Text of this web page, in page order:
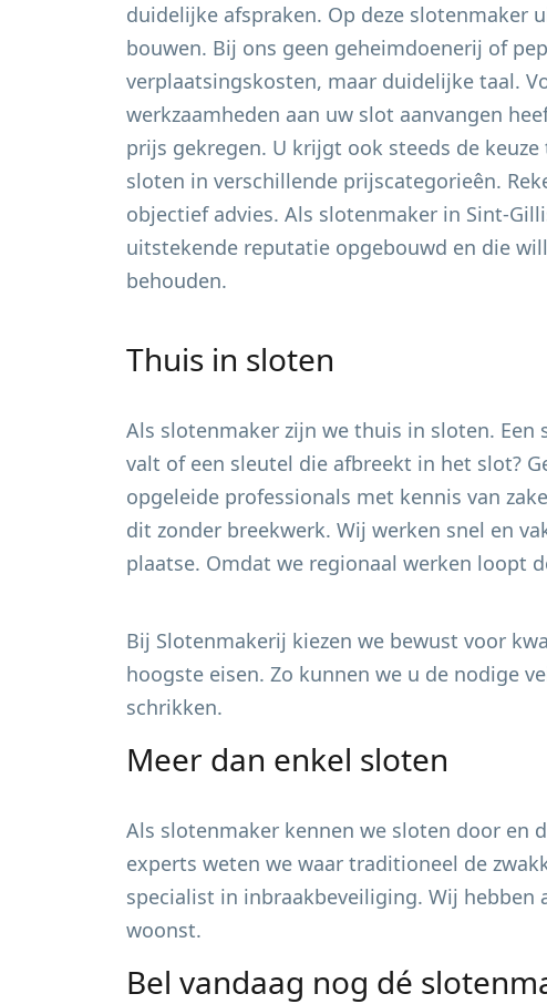
duidelijke afspraken. Op deze slotenmaker
bouwen. Bij ons geen geheimdoenerij of
verplaatsingskosten, maar duidelijke taal.
werkzaamheden aan uw slot aanvangen
prijs gekregen. U krijgt ook steeds de
sloten in verschillende prijscategorieên.
objectief advies. Als slotenmaker in Sint-
uitstekende reputatie opgebouwd en die
behouden.
Thuis in sloten
Als slotenmaker zijn we thuis in sloten.
valt of een sleutel die afbreekt in het slot?
opgeleide professionals met kennis van
dit zonder breekwerk. Wij werken snel en
plaatse. Omdat we regionaal werken loopt
Bij Slotenmakerij kiezen we bewust voor
hoogste eisen. Zo kunnen we u de nodige
schrikken.
Meer dan enkel sloten
Als slotenmaker kennen we sloten door en
experts weten we waar traditioneel de
specialist in inbraakbeveiliging. Wij hebben
woonst.
Bel vandaag nog dé